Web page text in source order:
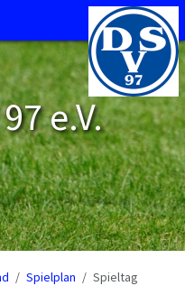
e.V.
Spielplan Spieltag